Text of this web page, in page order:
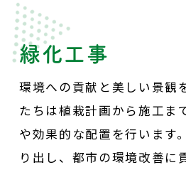
緑化工事
環境への貢献と美しい景観
たちは植栽計画から施工ま
や効果的な配置を行います。
り出し、都市の環境改善に